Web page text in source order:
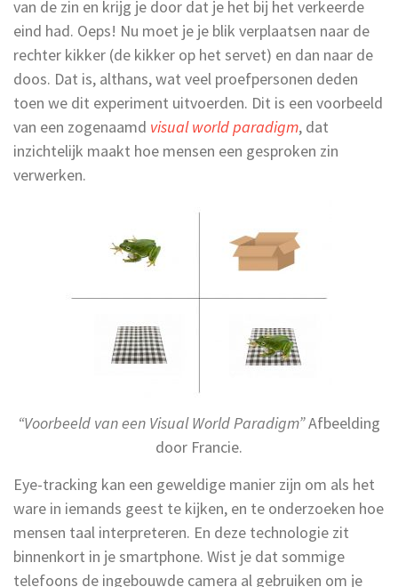
van de zin en krijg je door dat je het bij het verkeerde
eind had. Oeps! Nu moet je je blik verplaatsen naar de
rechter kikker (de kikker op het servet) en dan naar de
doos. Dat is, althans, wat veel proefpersonen deden
toen we dit experiment uitvoerden. Dit is een voorbeeld
van een zogenaamd visual world paradigm, dat
inzichtelijk maakt hoe mensen een gesproken zin
verwerken.
“Voorbeeld van een Visual World Paradigm”Afbeelding
door Francie.
Eye-tracking kan een geweldige manier zijn om als het
ware in iemands geest te kijken, en te onderzoeken hoe
mensen taal interpreteren. En deze technologie zit
binnenkort in je smartphone. Wist je dat sommige
telefoons de ingebouwde camera al gebruiken om je